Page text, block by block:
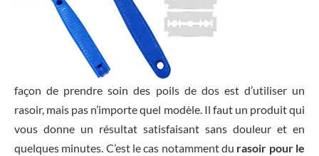
façon de prendre soin des poils de dos est d’utiliser un
rasoir, mais pas n’importe quel modèle. Il faut un produit qui
vous donne un résultat satisfaisant sans douleur et en
quelques minutes. C’est le cas notamment du rasoir pour le